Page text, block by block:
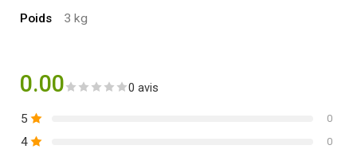
Poids 3 kg
0.00 0 avis
5 0
4 0